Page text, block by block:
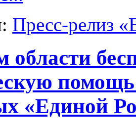
Пресс-релиз
«Единой